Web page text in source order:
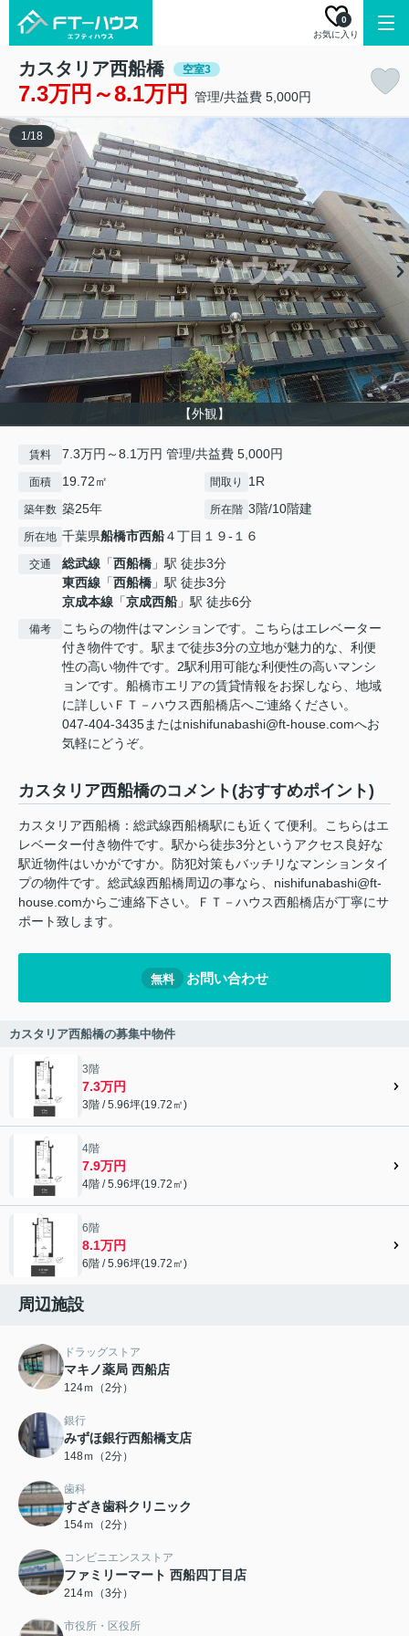
お気に入り
0
カスタリア西船橋 空室3
7.3万円～8.1万円 管理/共益費 5,000円
【外観】
1/18
賃料 7.3万円～8.1万円 管理/共益費 5,000円
面積 19.72㎡ 間取り 1R
築年数 築25年 所在階 3階/10階建
所在地 千葉県船橋市西船４丁目１９-１６
交通 総武線 「西船橋 」駅 徒歩3分
東西線 「西船橋 」駅 徒歩3分
京成本線 「京成西船」駅 徒歩6分
備考
こちらの物件はマンションです。こちらはエレベーター
付き物件です。駅まで徒歩3分の立地が魅力的な、利便
性の高い物件です。2駅利用可能な利便性の高いマンシ
ョンです。船橋市エリアの賃貸情報をお探しなら、地域
に詳しいＦＴ－ハウス西船橋店へご連絡ください。
047-404-3435またはnishifunabashi@ft-house.comへお
気軽にどうぞ。
カスタリア西船橋のコメント(おすすめポイント)
カスタリア西船橋：総武線西船橋駅にも近くて便利。こちらはエ
レベーター付き物件です。駅から徒歩3分というアクセス良好な
駅近物件はいかがですか。防犯対策もバッチリなマンションタイ
プの物件です。総武線西船橋周辺の事なら、nishifunabashi@ft-
house.comからご連絡下さい。ＦＴ－ハウス西船橋店が丁寧にサ
ポート致します。
無料 お問い合わせ
カスタリア西船橋の募集中物件
3階
7.3万円
3階 / 5.96坪(19.72㎡)
4階
7.9万円
4階 / 5.96坪(19.72㎡)
6階
8.1万円
6階 / 5.96坪(19.72㎡)
周辺施設
ドラッグストア
マキノ薬局 西船店
124ｍ（2分）
銀行
みずほ銀行西船橋支店
148ｍ（2分）
歯科
すざき歯科クリニック
154ｍ（2分）
コンビニエンスストア
ファミリーマート 西船四丁目店
214ｍ（3分）
市役所・区役所